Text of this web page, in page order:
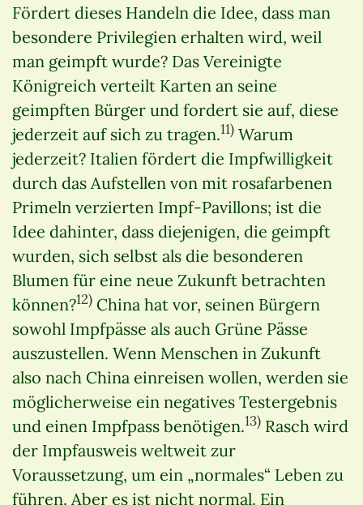
Fördert dieses Handeln die Idee, dass man
besondere Privilegien erhalten wird, weil
man geimpft wurde? Das Vereinigte
Königreich verteilt Karten an seine
geimpften Bürger und fordert sie auf, diese
jederzeit auf sich zu tragen.11) Warum
jederzeit? Italien fördert die Impfwilligkeit
durch das Aufstellen von mit rosafarbenen
Primeln verzierten Impf-Pavillons; ist die
Idee dahinter, dass diejenigen, die geimpft
wurden, sich selbst als die besonderen
Blumen für eine neue Zukunft betrachten
können?12) China hat vor, seinen Bürgern
sowohl Impfpässe als auch Grüne Pässe
auszustellen. Wenn Menschen in Zukunft
also nach China einreisen wollen, werden sie
möglicherweise ein negatives Testergebnis
und einen Impfpass benötigen.13) Rasch wird
der Impfausweis weltweit zur
Voraussetzung, um ein „normales“ Leben zu
führen. Aber es ist nicht normal. Ein